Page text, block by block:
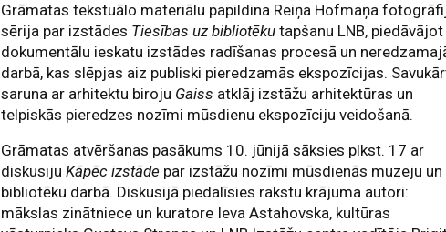
Grāmatas tekstuālo materiālu papildina Reiņa Hofmaņa
sērija par izstādes Tiesības uz bibliotēku tapšanu LNB, piedāvājot
dokumentālu ieskatu izstādes radīšanas procesā un
darbā, kas slēpjas aiz publiski pieredzamās ekspozīcijas.
saruna ar arhitektu biroju Gaiss atklāj izstāžu arhitektūras un
telpiskās pieredzes nozīmi mūsdienu ekspozīciju veidošanā.
Grāmatas atvēršanas pasākums 10. jūnijā sāksies plkst. 17 ar
diskusijuKāpēc izstāde par izstāžu nozīmi mūsdienās muzeju un
bibliotēku darbā. Diskusijā piedalīsies rakstu krājuma autori:
mākslas zinātniece un kuratore Ieva Astahovska, kultūras